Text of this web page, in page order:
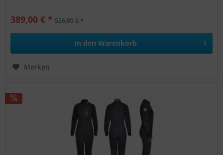
389,00 € * 556,99 € *
In den Warenkorb
Merken